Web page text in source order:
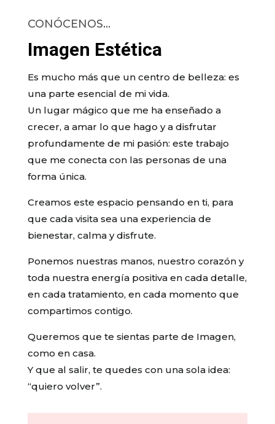
CONÓCENOS…
Imagen Estética
Es mucho más que un centro de belleza: es
una parte esencial de mi vida.
Un lugar mágico que me ha enseñado a
crecer, a amar lo que hago y a disfrutar
profundamente de mi pasión: este trabajo
que me conecta con las personas de una
forma única.
Creamos este espacio pensando en ti, para
que cada visita sea una experiencia de
bienestar, calma y disfrute.
Ponemos nuestras manos, nuestro corazón y
toda nuestra energía positiva en cada detalle,
en cada tratamiento, en cada momento que
compartimos contigo.
Queremos que te sientas parte de Imagen,
como en casa.
Y que al salir, te quedes con una sola idea:
“quiero volver”.